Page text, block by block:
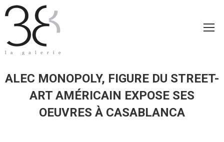
ALEC MONOPOLY, FIGURE DU STREET-
ART AMÉRICAIN EXPOSE SES
OEUVRES À CASABLANCA